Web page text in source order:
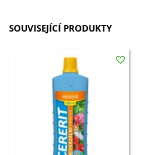
SOUVISEJÍCÍ PRODUKTY